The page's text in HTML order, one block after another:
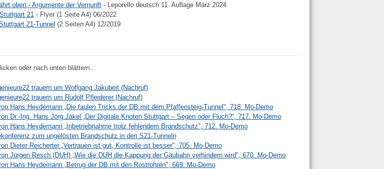
oben - Argumente der Vernunft- Leporello deutsch 11. Auflage März 2024
21 - Flyer (1 Seite A4) 06/2022
21-Tunnel (2 Seiten A4) 12/2019
oder nach unten blättern...
trauern um Woflgang Jakubeit (Nachruf)
trauern um Rudolf Pfleiderer (Nachruf)
Hans Heydemann „Die faulen Tricks der DB mit dem Pfaffensteig-Tunnel", 718. Mo-Demo
Dr.-Ing. Hans Jörg Jäkel „Der Digitale Knoten Stuttgart – Segen oder Fluch?“, 717. Mo-Demo
Hans Heydemann „Inbetriebnahme trotz fehlendem Brandschutz", 712. Mo-Demo
zum ungelösten Brandschutz in den S21-Tunneln
Dieter Reicherter „Vertrauen ist gut, Kontrolle ist besser", 705. Mo-Demo
Jürgen Resch (DUH) „Wie die DUH die Kappung der Gäubahn verhindern wird", 670. Mo-Demo
Hans Heydemann „Betrug der DB mit den Rostrohren", 669. Mo-Demo